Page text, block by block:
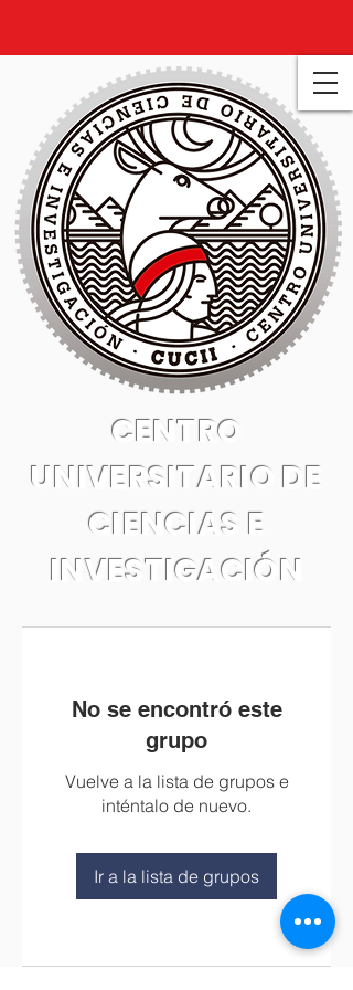
CENTRO
UNIVERSITARIO DE
CIENCIAS E
INVESTIGACIÓN
No se encontró este
grupo
Vuelve a la lista de grupos e
inténtalo de nuevo.
Ir a la lista de grupos